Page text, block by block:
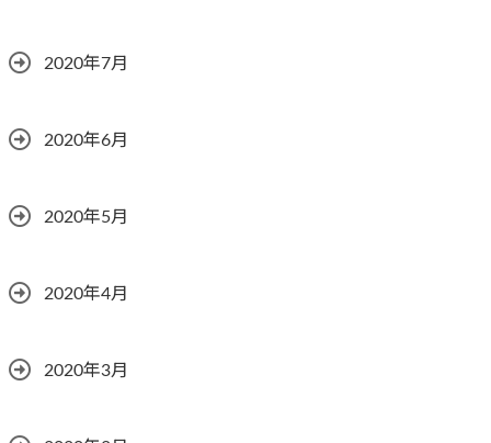
2020年7月
2020年6月
2020年5月
2020年4月
2020年3月